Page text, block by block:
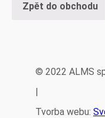
Zpět do obchodu
© 2022 ALMS
|
Tvorba webu: